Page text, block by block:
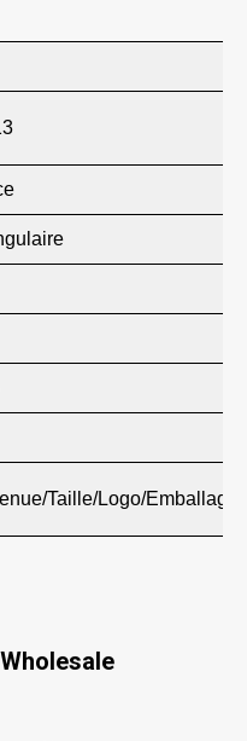
Taille/Logo/Emballage